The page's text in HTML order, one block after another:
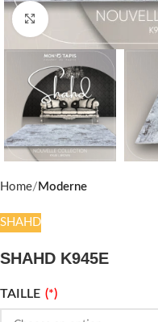
Click to enlarge
Home Moderne
SHAHD
SHAHD K945E
TAILLE